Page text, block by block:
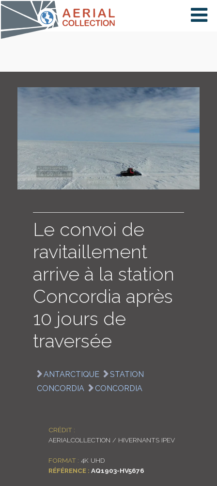
×
PAYS
COLLECTIONS
ENGLISH
Le convoi de
ravitaillement
arrive à la station
Concordia après
10 jours de
traversée
ANTARCTIQUE
STATION
CONCORDIA
CONCORDIA
CRÉDIT :
AERIALCOLLECTION / HIVERNANTS IPEV
FORMAT : 4K UHD
RÉFÉRENCE : AQ1903-HV5676